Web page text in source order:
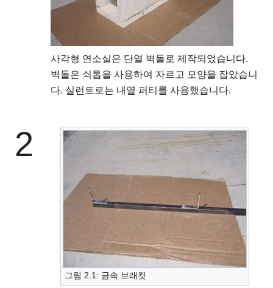
사각형 연소실은 단열 벽돌로 제작되었습니다.
벽돌은 쇠톱을 사용하여 자르고 모양을 잡았습니
다. 실런트로는 내열 퍼티를 사용했습니다.
2
그림 2.1: 금속 브래킷